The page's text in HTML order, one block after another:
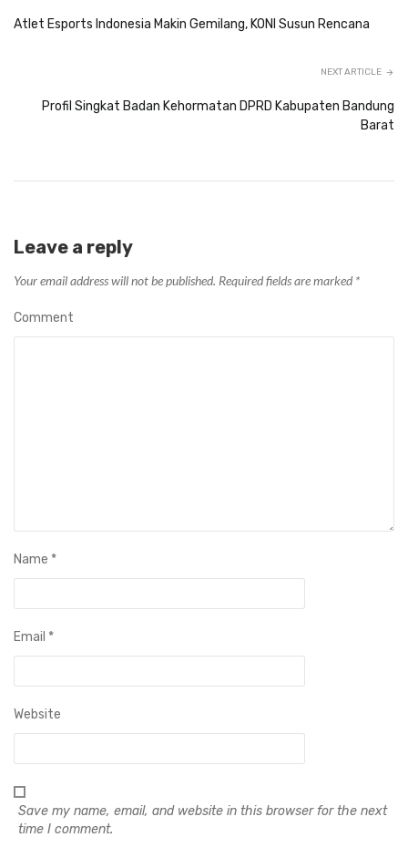
Atlet Esports Indonesia Makin Gemilang, KONI Susun Rencana
NEXT ARTICLE
Profil Singkat Badan Kehormatan DPRD Kabupaten Bandung
Barat
Leave a reply
Your email address will not be published. Required fields are marked *
Comment
Name *
Email *
Website
Save my name, email, and website in this browser for the next
time I comment.